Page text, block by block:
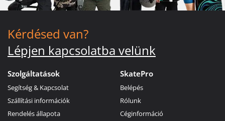
Kérdésed van?
Lépjen kapcsolatba velünk
Szolgáltatások
Segítség & Kapcsolat
Szállítási információk
Rendelés állapota
SkatePro
Belépés
Rólunk
Céginformáció